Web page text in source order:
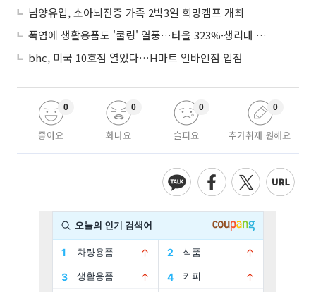
남양유업, 소아뇌전증 가족 2박3일 희망캠프 개최
폭염에 생활용품도 '쿨링' 열풍…타올 323%·생리대 450% 판매 급증
bhc, 미국 10호점 열었다…H마트 얼바인점 입점
좋아요
0
화나요
0
슬퍼요
0
추가취재 원해요
0